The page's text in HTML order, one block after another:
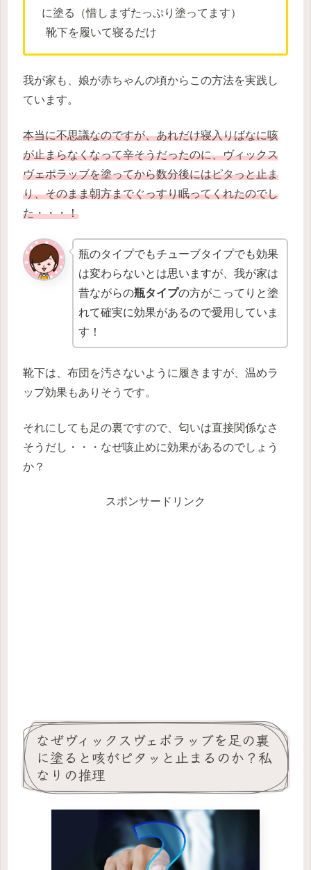
に塗る（惜しまずたっぷり塗ってます）
靴下を履いて寝るだけ
我が家も、娘が赤ちゃんの頃からこの方法を実践し
ています。
本当に不思議なのですが、あれだけ寝入りばなに咳
が止まらなくなって辛そうだったのに、ヴィックス
ヴェポラッブを塗ってから数分後にはピタっと止ま
り、そのまま朝方までぐっすり眠ってくれたのでし
た・・・！
瓶のタイプでもチューブタイプでも効果
は変わらないとは思いますが、我が家は
昔ながらの瓶タイプの方がこってりと塗
れて確実に効果があるので愛用していま
す！
靴下は、布団を汚さないように履きますが、温めラ
ップ効果もありそうです。
それにしても足の裏ですので、匂いは直接関係なさ
そうだし・・・なぜ咳止めに効果があるのでしょう
か？
スポンサードリンク
なぜヴィックスヴェポラッブを足の裏
に塗ると咳がピタッと止まるのか？私
なりの推理